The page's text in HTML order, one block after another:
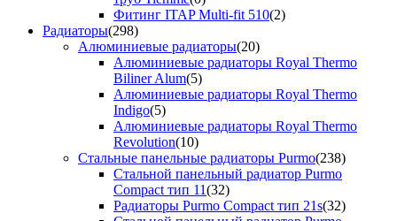
Фитинг ITAP Multi-fit 510(2)
Радиаторы(298)
Алюминиевые радиаторы(20)
Алюминиевые радиаторы Royal Thermo
Biliner Alum(5)
Алюминиевые радиаторы Royal Thermo
Indigo(5)
Алюминиевые радиаторы Royal Thermo
Revolution(10)
Стальные панельные радиаторы Purmo(238)
Стальной панельный радиатор Purmo
Compact тип 11(32)
Радиаторы Purmo Compact тип 21s(32)